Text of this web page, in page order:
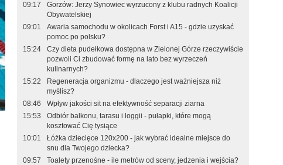
09:17
Gorzów: Jerzy Synowiec wyrzucony z klubu radnych Koalicji
Obywatelskiej
09:01
Awaria samochodu w okolicach Forst i A15 - gdzie uzyskać
pomoc po polsku?
15:24
Czy dieta pudełkowa dostępna w Zielonej Górze rzeczywiście
pozwoli Ci zbudować formę na lato bez wyrzeczeń
kulinarnych?
15:22
Regeneracja organizmu - dlaczego jest ważniejsza niż
myślisz?
08:46
Wpływ jakości sit na efektywność separacji ziarna
15:53
Odbiór balkonu, tarasu i loggii - pułapki, które mogą
kosztować Cię tysiące
10:01
Łóżka dziecięce 120x200 - jak wybrać idealne miejsce do
snu dla Twojego dziecka?
09:57
Toalety przenośne - ile metrów od sceny, jedzenia i wejścia?